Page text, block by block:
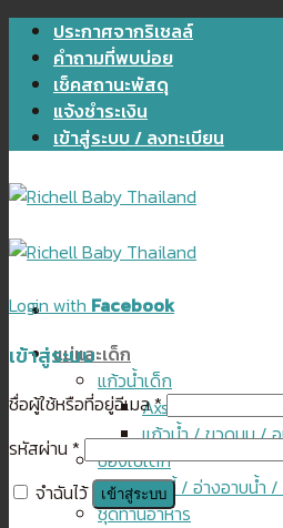
Skip
content
ประกาศจากริเชลล์
คำถามที่พบบ่อย
เช็คสถานะพัสดุ
แจ้งชำระเงิน
เข้าสู่ระบบ / ลงทะเบียน
แม่และเด็ก
แก้วน้ำเด็ก
Axstars
แก้วน้ำ / ขวดนม /
ของใช้เด็ก
เก้าอี้ / อ่างอาบน้ำ /
ชุดทานอาหาร
Login with Facebook
เข้าสู่ระบบ
ชื่อผู้ใช้หรือที่อยู่อีเมล*
รหัสผ่าน *
จำฉันไว้
เข้าสู่ระบบ